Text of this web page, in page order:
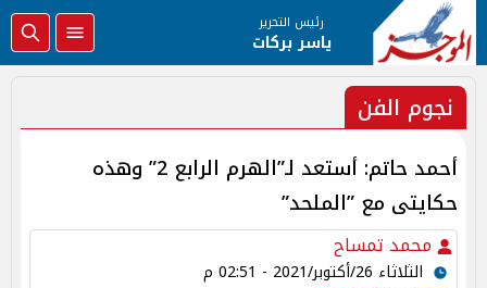
رئيس التحرير
ياسر بركات
نجوم الفن
أحمد حاتم: أستعد لـ”الهرم الرابع 2” وهذه
حكايتى مع ”الملحد”
محمد تمساح
الثلاثاء 26/أكتوبر/2021 - 02:51 م